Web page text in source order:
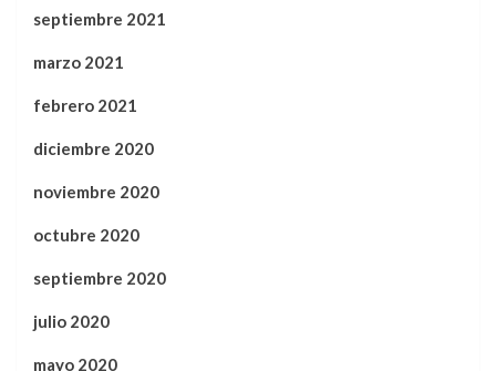
septiembre 2021
marzo 2021
febrero 2021
diciembre 2020
noviembre 2020
octubre 2020
septiembre 2020
julio 2020
mayo 2020